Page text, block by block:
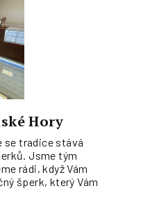
Hory
se tradice stává
Jsme tým
rádi, když Vám
šperk, který Vám